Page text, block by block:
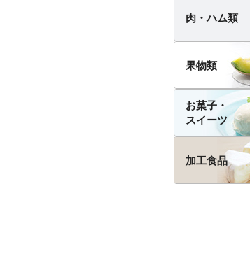
肉・ハム類
果物類
お菓子・
スイーツ
加工食品